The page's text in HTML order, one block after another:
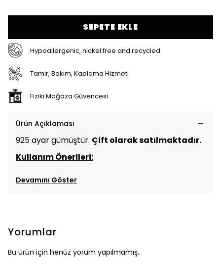
SEPETE EKLE
Hypoallergenic, nickel free and recycled
Tamir, Bakım, Kaplama Hizmeti
Fiziki Mağaza Güvencesi
Ürün Açıklaması
925 ayar gümüştür. Çift olarak satılmaktadır.
Kullanım Önerileri:
Devamını Göster
Yorumlar
Bu ürün için henüz yorum yapılmamış.